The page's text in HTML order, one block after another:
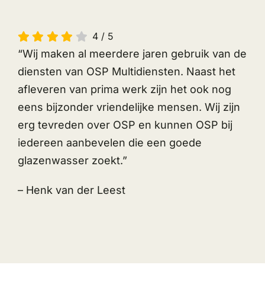
4 / 5
“Wij maken al meerdere jaren gebruik van de
diensten van OSP Multidiensten. Naast het
afleveren van prima werk zijn het ook nog
eens bijzonder vriendelijke mensen. Wij zijn
erg tevreden over OSP en kunnen OSP bij
iedereen aanbevelen die een goede
glazenwasser zoekt.”
– Henk van der Leest